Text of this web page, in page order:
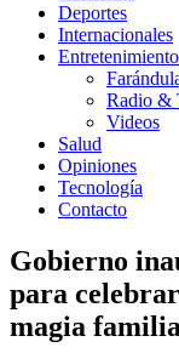
Deportes
Internacionales
Entretenimiento
Radio &
Videos
Salud
Opiniones
Tecnología
Contacto
Gobierno
para
magia